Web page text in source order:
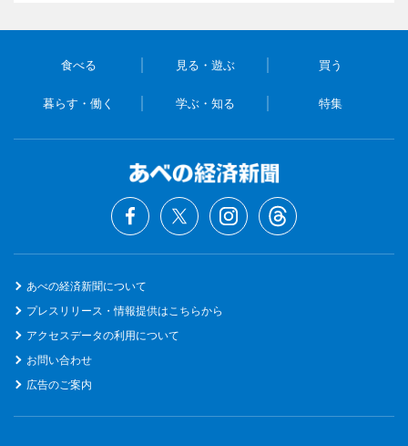
食べる 見る・遊ぶ 買う
暮らす・働く 学ぶ・知る 特集
あべの経済新聞について
プレスリリース・情報提供はこちらから
アクセスデータの利用について
お問い合わせ
広告のご案内